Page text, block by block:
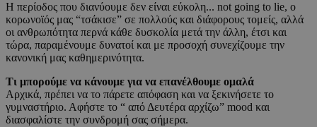
Η περίοδος που διανύουμε δεν είναι εύκολη... not going to lie, ο
κορωνοϊός μας “τσάκισε” σε πολλούς και διάφορους τομείς, αλλά
οι ανθρωπότητα περνά κάθε δυσκολία μετά την άλλη, έτσι και
τώρα, παραμένουμε δυνατοί και με προσοχή συνεχίζουμε την
κανονική μας καθημερινότητα.
Τι μπορούμε να κάνουμε για να επανέλθουμε ομαλά
Αρχικά, πρέπει να το πάρετε απόφαση και να ξεκινήσετε το
γυμναστήριο. Αφήστε το “ από Δευτέρα αρχίζω” mood και
διασφαλίστε την συνδρομή σας σήμερα.